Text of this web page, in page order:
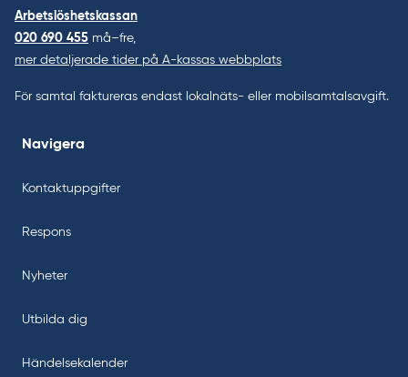
Arbetslöshetskassan
020 690 455 må–fre,
mer detaljerade tider på A-kassas webbplats
För samtal faktureras endast lokalnäts- eller mobilsamtalsavgift.
Navigera
Kontaktuppgifter
Respons
Nyheter
Utbilda dig
Händelsekalender